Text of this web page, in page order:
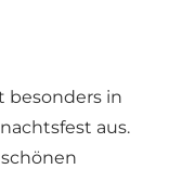
besonders in
aus.